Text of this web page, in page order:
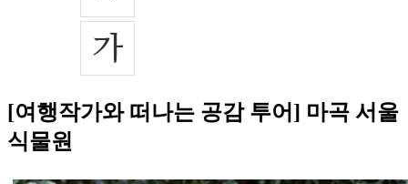
[여행작가와 떠나는 공감 투어] 마곡 서울
식물원